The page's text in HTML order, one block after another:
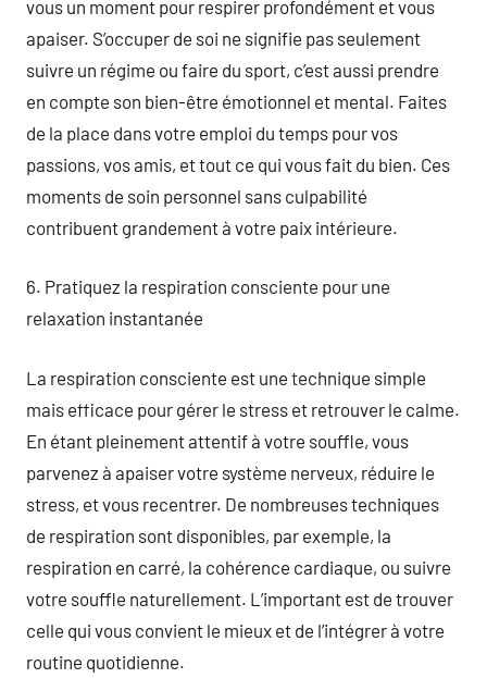
vous un moment pour respirer profondément et vous
apaiser. S’occuper de soi ne signifie pas seulement
suivre un régime ou faire du sport, c’est aussi prendre
en compte son bien-être émotionnel et mental. Faites
de la place dans votre emploi du temps pour vos
passions, vos amis, et tout ce qui vous fait du bien. Ces
moments de soin personnel sans culpabilité
contribuent grandement à votre paix intérieure.
6. Pratiquez la respiration consciente pour une
relaxation instantanée
La respiration consciente est une technique simple
mais efficace pour gérer le stress et retrouver le calme.
En étant pleinement attentif à votre souffle, vous
parvenez à apaiser votre système nerveux, réduire le
stress, et vous recentrer. De nombreuses techniques
de respiration sont disponibles, par exemple, la
respiration en carré, la cohérence cardiaque, ou suivre
votre souffle naturellement. L’important est de trouver
celle qui vous convient le mieux et de l’intégrer à votre
routine quotidienne.